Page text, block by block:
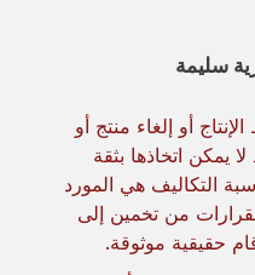
سليمة
أو إلغاء منتج أو
يمكن اتخاذها بثقة
التكاليف هي المورد
من تخمين إلى
حقيقية موثوقة.